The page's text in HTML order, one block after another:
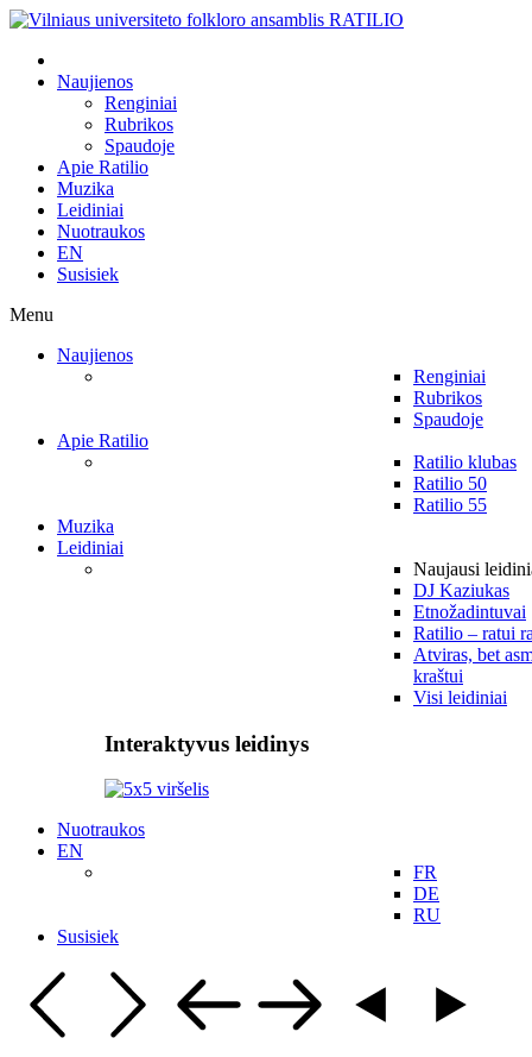
Naujienos
Renginiai
Rubrikos
Spaudoje
Apie Ratilio
Muzika
Leidiniai
Nuotraukos
EN
Susisiek
Menu
Naujienos
Renginiai
Rubrikos
Spaudoje
Apie Ratilio
Ratilio klubas
Ratilio 50
Ratilio 55
Muzika
Leidiniai
Naujausi
DJ Kaziukas
Etnožadintuvai
Ratilio – ratui
Atviras, bet
kraštui
Visi leidiniai
Interaktyvus leidinys
Nuotraukos
EN
FR
DE
RU
Susisiek